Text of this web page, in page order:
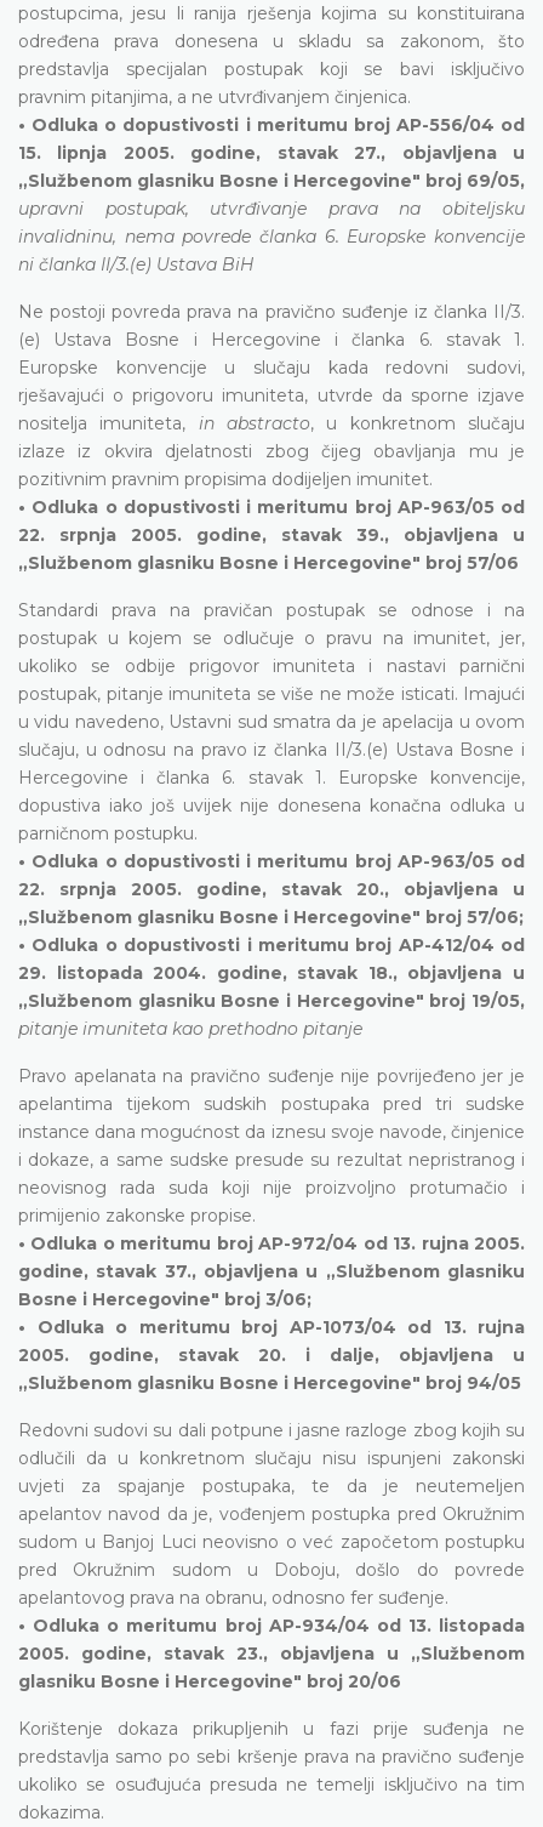
postupcima, jesu li ranija rješenja kojima su konstituirana
određena prava donesena u skladu sa zakonom, što
predstavlja specijalan postupak koji se bavi isključivo
pravnim pitanjima, a ne utvrđivanjem činjenica.
• Odluka o dopustivosti i meritumu broj AP-556/04 od
15. lipnja 2005. godine, stavak 27., objavljena u
„Službenom glasniku Bosne i Hercegovine" broj 69/05,
upravni postupak, utvrđivanje prava na obiteljsku
invalidninu, nema povrede članka 6. Europske konvencije
ni članka II/3.(e) Ustava BiH
Ne postoji povreda prava na pravično suđenje iz članka II/3.
(e) Ustava Bosne i Hercegovine i članka 6. stavak 1.
Europske konvencije u slučaju kada redovni sudovi,
rješavajući o prigovoru imuniteta, utvrde da sporne izjave
nositelja imuniteta, in abstracto, u konkretnom slučaju
izlaze iz okvira djelatnosti zbog čijeg obavljanja mu je
pozitivnim pravnim propisima dodijeljen imunitet.
• Odluka o dopustivosti i meritumu broj AP-963/05 od
22. srpnja 2005. godine, stavak 39., objavljena u
„Službenom glasniku Bosne i Hercegovine" broj 57/06
Standardi prava na pravičan postupak se odnose i na
postupak u kojem se odlučuje o pravu na imunitet, jer,
ukoliko se odbije prigovor imuniteta i nastavi parnični
postupak, pitanje imuniteta se više ne može isticati. Imajući
u vidu navedeno, Ustavni sud smatra da je apelacija u ovom
slučaju, u odnosu na pravo iz članka II/3.(e) Ustava Bosne i
Hercegovine i članka 6. stavak 1. Europske konvencije,
dopustiva iako još uvijek nije donesena konačna odluka u
parničnom postupku.
• Odluka o dopustivosti i meritumu broj AP-963/05 od
22. srpnja 2005. godine, stavak 20., objavljena u
„Službenom glasniku Bosne i Hercegovine" broj 57/06;
• Odluka o dopustivosti i meritumu broj AP-412/04 od
29. listopada 2004. godine, stavak 18., objavljena u
„Službenom glasniku Bosne i Hercegovine" broj 19/05,
pitanje imuniteta kao prethodno pitanje
Pravo apelanata na pravično suđenje nije povrijeđeno jer je
apelantima tijekom sudskih postupaka pred tri sudske
instance dana mogućnost da iznesu svoje navode, činjenice
i dokaze, a same sudske presude su rezultat nepristranog i
neovisnog rada suda koji nije proizvoljno protumačio i
primijenio zakonske propise.
• Odluka o meritumu broj AP-972/04 od 13. rujna 2005.
godine, stavak 37., objavljena u „Službenom glasniku
Bosne i Hercegovine" broj 3/06;
• Odluka o meritumu broj AP-1073/04 od 13. rujna
2005. godine, stavak 20. i dalje, objavljena u
„Službenom glasniku Bosne i Hercegovine" broj 94/05
Redovni sudovi su dali potpune i jasne razloge zbog kojih su
odlučili da u konkretnom slučaju nisu ispunjeni zakonski
uvjeti za spajanje postupaka, te da je neutemeljen
apelantov navod da je, vođenjem postupka pred Okružnim
sudom u Banjoj Luci neovisno o već započetom postupku
pred Okružnim sudom u Doboju, došlo do povrede
apelantovog prava na obranu, odnosno fer suđenje.
• Odluka o meritumu broj AP-934/04 od 13. listopada
2005. godine, stavak 23., objavljena u „Službenom
glasniku Bosne i Hercegovine" broj 20/06
Korištenje dokaza prikupljenih u fazi prije suđenja ne
predstavlja samo po sebi kršenje prava na pravično suđenje
ukoliko se osuđujuća presuda ne temelji isključivo na tim
dokazima.